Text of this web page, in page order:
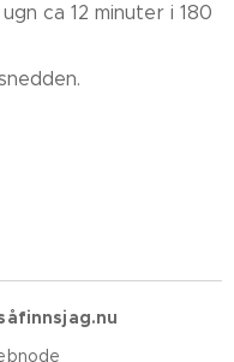
ca 12 minuter i 180